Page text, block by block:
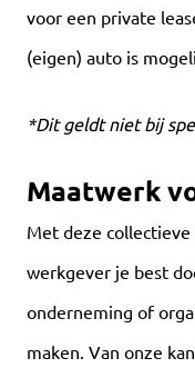
voor een private
(eigen) auto is
*Dit geldt niet bij
Maatwerk
Met deze
werkgever je best
onderneming of
maken. Van onze